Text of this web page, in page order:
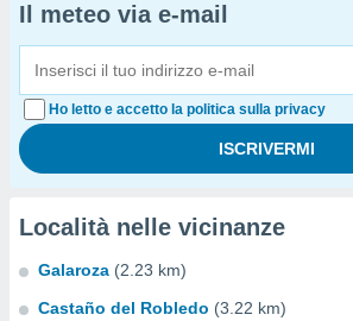
Il meteo via e-mail
Ho letto e accetto la politica sulla privacy
Località nelle vicinanze
Galaroza (2.23 km)
Castaño del Robledo (3.22 km)